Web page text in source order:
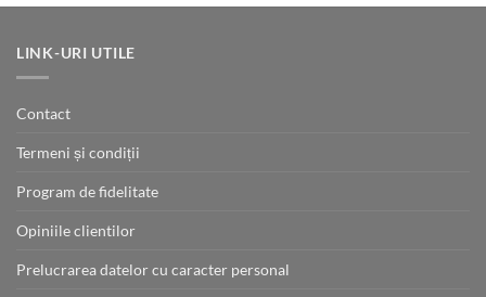
a
este:
LINK-URI UTILE
Contact
Termeni și condiții
Program de fidelitate
Opiniile clientilor
Prelucrarea datelor cu caracter personal